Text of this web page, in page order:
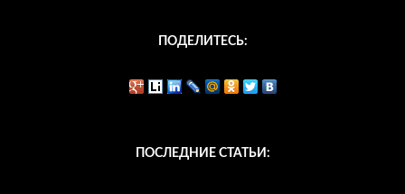
ПОДЕЛИТЕСЬ:
ПОСЛЕДНИЕ СТАТЬИ: